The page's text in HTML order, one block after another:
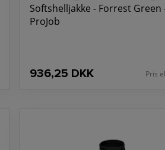
Softshelljakke - Forrest Green
ProJob
936,25 DKK Pris